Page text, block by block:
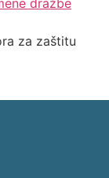
dražbe
za zaštitu